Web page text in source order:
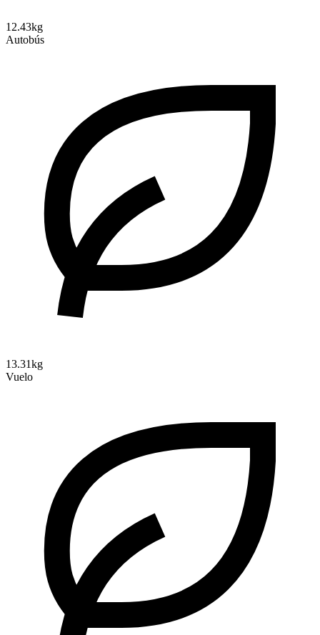
12.43kg
Autobús
13.31kg
Vuelo